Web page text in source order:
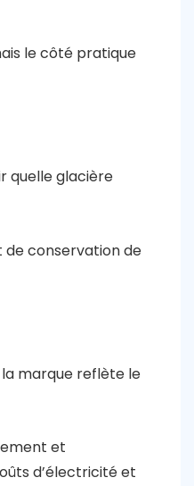
le côté pratique
quelle glacière
de conservation de
la marque reflète le
et
d’électricité et